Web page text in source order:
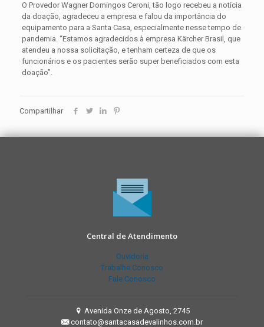
O Provedor Wagner Domingos Ceroni, tão logo recebeu a notícia
da doação, agradeceu a empresa e falou da importância do
equipamento para a Santa Casa, especialmente nesse tempo de
pandemia. “Estamos agradecidos à empresa Kärcher Brasil, que
atendeu a nossa solicitação, e tenham certeza de que os
funcionários e os pacientes serão super beneficiados com esta
doação”.
Compartilhar
Central de Atendimento
Ouvidoria
Trabalhe Conosco
Fale Conosco
Avenida Onze de Agosto, 2745
contato@santacasadevalinhos.com.br